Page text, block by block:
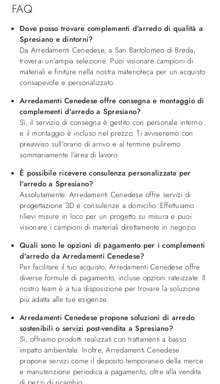
FAQ
Dove posso trovare complementi d'arredo di qualità a
Spresiano e dintorni?
Da Arredamenti Cenedese, a San Bartolomeo di Breda,
troverai un'ampia selezione. Puoi visionare campioni di
materiali e finiture nella nostra materioteca per un acquisto
consapevole e personalizzato.
Arredamenti Cenedese offre consegna e montaggio di
complementi d'arredo a Spresiano?
Sì, il servizio di consegna è gestito con personale interno
e il montaggio è incluso nel prezzo. Ti avviseremo con
preavviso sull'orario di arrivo e al termine puliremo
sommariamente l'area di lavoro.
È possibile ricevere consulenza personalizzata per
l'arredo a Spresiano?
Assolutamente. Arredamenti Cenedese offre servizi di
progettazione 3D e consulenze a domicilio. Effettuiamo
rilievi misure in loco per un progetto su misura e puoi
visionare i campioni di materiali direttamente in negozio.
Quali sono le opzioni di pagamento per i complementi
d'arredo da Arredamenti Cenedese?
Per facilitare il tuo acquisto, Arredamenti Cenedese offre
diverse formule di pagamento, incluse opzioni rateizzate. Il
nostro team è a tua disposizione per trovare la soluzione
più adatta alle tue esigenze.
Arredamenti Cenedese propone soluzioni di arredo
sostenibili o servizi post-vendita a Spresiano?
Sì, offriamo prodotti realizzati con trattamenti a basso
impatto ambientale. Inoltre, Arredamenti Cenedese
propone servizi come il deposito temporaneo della merce
e manutenzione periodica a pagamento, oltre alla vendita